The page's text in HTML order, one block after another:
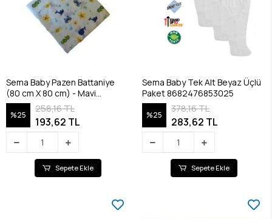
Sema Baby Pazen Battaniye
(80 cm X 80 cm) - Mavi
8682476853100
%25
258,16 TL
193,62 TL
Sepete Ekle
Sema Baby Tek Alt Beyaz Üçlü
Paket 8682476853025
%25
378,16 TL
283,62 TL
Sepete Ekle